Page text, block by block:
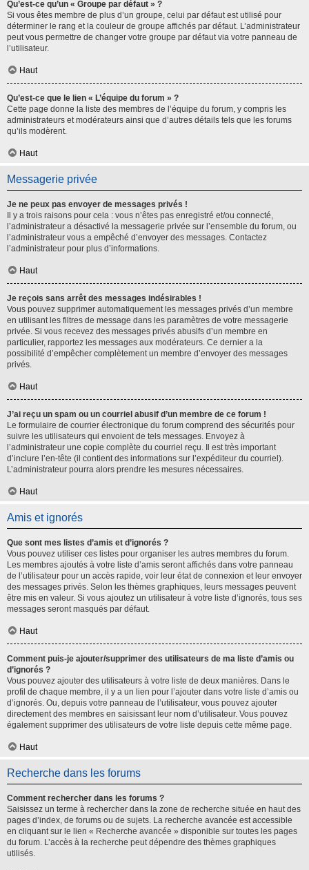
Qu’est-ce qu’un « Groupe par défaut » ?
Si vous êtes membre de plus d’un groupe, celui par défaut est utilisé pour
déterminer le rang et la couleur de groupe affichés par défaut. L’administrateur
peut vous permettre de changer votre groupe par défaut via votre panneau de
l’utilisateur.
Haut
Qu’est-ce que le lien « L’équipe du forum » ?
Cette page donne la liste des membres de l’équipe du forum, y compris les
administrateurs et modérateurs ainsi que d’autres détails tels que les forums
qu’ils modèrent.
Haut
Messagerie privée
Je ne peux pas envoyer de messages privés !
Il y a trois raisons pour cela : vous n’êtes pas enregistré et/ou connecté,
l’administrateur a désactivé la messagerie privée sur l’ensemble du forum, ou
l’administrateur vous a empêché d’envoyer des messages. Contactez
l’administrateur pour plus d’informations.
Haut
Je reçois sans arrêt des messages indésirables !
Vous pouvez supprimer automatiquement les messages privés d’un membre
en utilisant les filtres de message dans les paramètres de votre messagerie
privée. Si vous recevez des messages privés abusifs d’un membre en
particulier, rapportez les messages aux modérateurs. Ce dernier a la
possibilité d’empêcher complètement un membre d’envoyer des messages
privés.
Haut
J’ai reçu un spam ou un courriel abusif d’un membre de ce forum !
Le formulaire de courrier électronique du forum comprend des sécurités pour
suivre les utilisateurs qui envoient de tels messages. Envoyez à
l’administrateur une copie complète du courriel reçu. Il est très important
d’inclure l’en-tête (il contient des informations sur l’expéditeur du courriel).
L’administrateur pourra alors prendre les mesures nécessaires.
Haut
Amis et ignorés
Que sont mes listes d’amis et d’ignorés ?
Vous pouvez utiliser ces listes pour organiser les autres membres du forum.
Les membres ajoutés à votre liste d’amis seront affichés dans votre panneau
de l’utilisateur pour un accès rapide, voir leur état de connexion et leur envoyer
des messages privés. Selon les thèmes graphiques, leurs messages peuvent
être mis en valeur. Si vous ajoutez un utilisateur à votre liste d’ignorés, tous ses
messages seront masqués par défaut.
Haut
Comment puis-je ajouter/supprimer des utilisateurs de ma liste d’amis ou
d’ignorés ?
Vous pouvez ajouter des utilisateurs à votre liste de deux manières. Dans le
profil de chaque membre, il y a un lien pour l’ajouter dans votre liste d’amis ou
d’ignorés. Ou, depuis votre panneau de l’utilisateur, vous pouvez ajouter
directement des membres en saisissant leur nom d’utilisateur. Vous pouvez
également supprimer des utilisateurs de votre liste depuis cette même page.
Haut
Recherche dans les forums
Comment rechercher dans les forums ?
Saisissez un terme à rechercher dans la zone de recherche située en haut des
pages d’index, de forums ou de sujets. La recherche avancée est accessible
en cliquant sur le lien « Recherche avancée » disponible sur toutes les pages
du forum. L’accès à la recherche peut dépendre des thèmes graphiques
utilisés.